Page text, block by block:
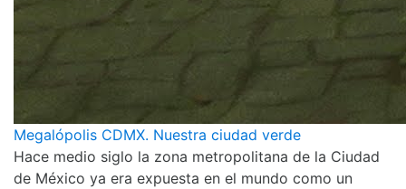
Megalópolis CDMX. Nuestra ciudad verde
Hace medio siglo la zona metropolitana de la Ciudad
de México ya era expuesta en el mundo como un